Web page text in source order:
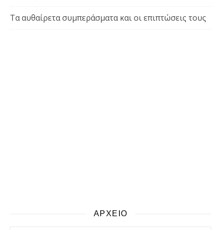
Τα αυθαίρετα συμπεράσματα και οι επιπτώσεις τους
ΑΡΧΕΙΟ